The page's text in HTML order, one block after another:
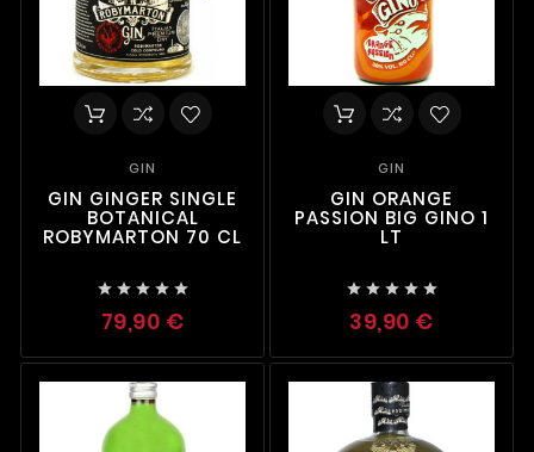
GIN
GIN GINGER SINGLE
BOTANICAL
ROBYMARTON 70 CL
    
79,90 €
GIN
GIN ORANGE
PASSION BIG GINO 1
LT
    
39,90 €